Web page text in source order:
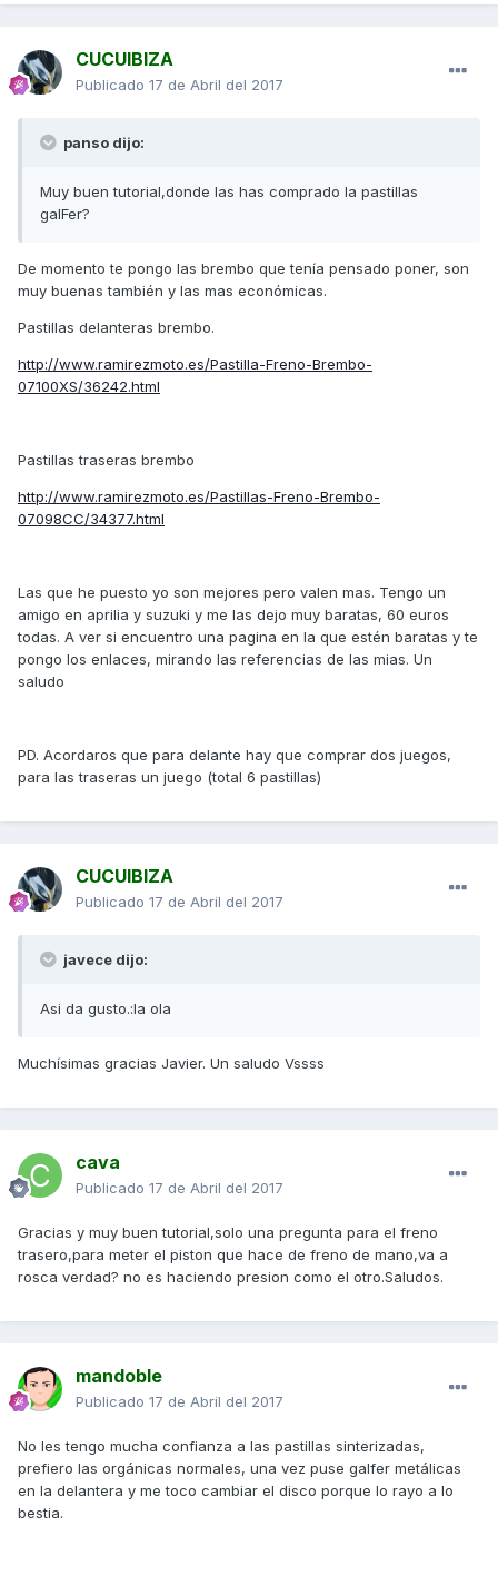
CUCUIBIZA
Publicado 17 de Abril del 2017
panso dijo:
Muy buen tutorial,donde las has comprado la pastillas
galFer?
De momento te pongo las brembo que tenía pensado poner, son
muy buenas también y las mas económicas.
Pastillas delanteras brembo.
http://www.ramirezmoto.es/Pastilla-Freno-Brembo-
07100XS/36242.html
Pastillas traseras brembo
http://www.ramirezmoto.es/Pastillas-Freno-Brembo-
07098CC/34377.html
Las que he puesto yo son mejores pero valen mas. Tengo un
amigo en aprilia y suzuki y me las dejo muy baratas, 60 euros
todas. A ver si encuentro una pagina en la que estén baratas y te
pongo los enlaces, mirando las referencias de las mias. Un
saludo
PD. Acordaros que para delante hay que comprar dos juegos,
para las traseras un juego (total 6 pastillas)
CUCUIBIZA
Publicado 17 de Abril del 2017
javece dijo:
Asi da gusto.:la ola
Muchísimas gracias Javier. Un saludo Vssss
cava
Publicado 17 de Abril del 2017
Gracias y muy buen tutorial,solo una pregunta para el freno
trasero,para meter el piston que hace de freno de mano,va a
rosca verdad? no es haciendo presion como el otro.Saludos.
mandoble
Publicado 17 de Abril del 2017
No les tengo mucha confianza a las pastillas sinterizadas,
prefiero las orgánicas normales, una vez puse galfer metálicas
en la delantera y me toco cambiar el disco porque lo rayo a lo
bestia.